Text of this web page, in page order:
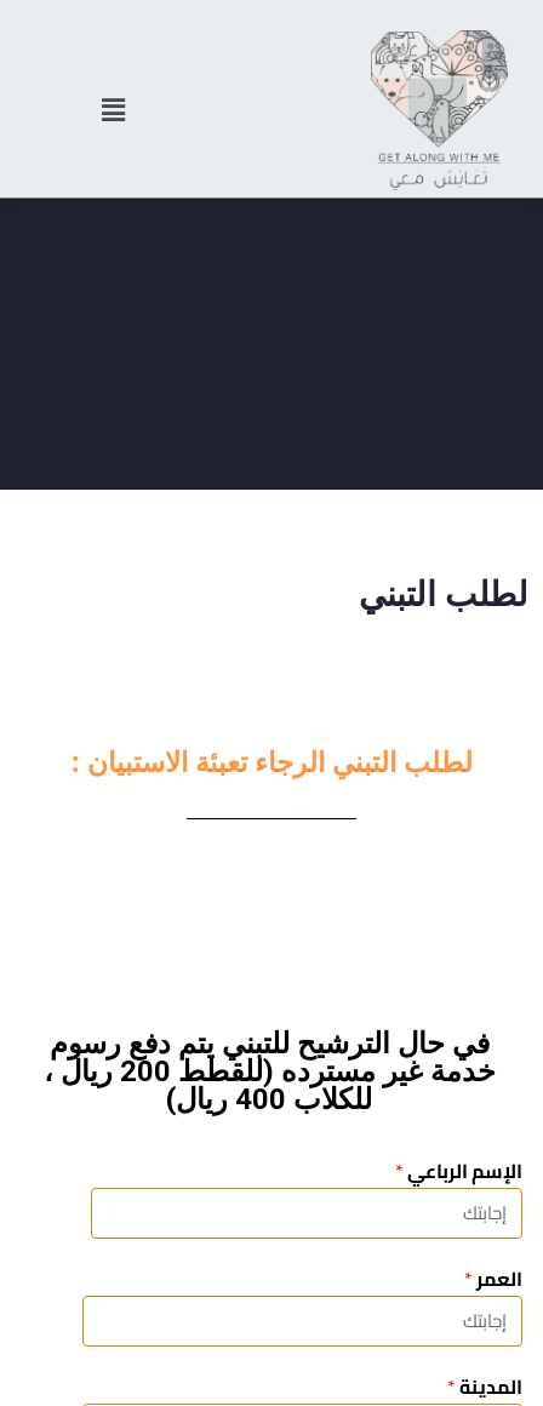
لطلب التبني
لطلب التبني الرجاء تعبئة الاستبيان :
في حال الترشيح للتبني يتم دفع رسوم
خدمة غير مسترده (للقطط 200 ريال ،
للكلاب 400 ريال)
الإسم الرباعي*
العمر*
المدينة*